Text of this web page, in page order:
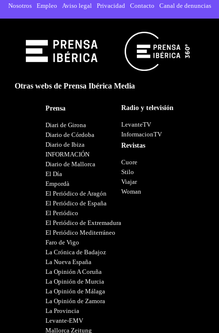
Nosotros Empleo Aviso legal Privacidad Contacto Canal de denuncias
Otras webs de Prensa Ibérica Media
Prensa
Diari de Girona
Diario de Córdoba
Diario de Ibiza
INFORMACIÓN
Diario de Mallorca
El Día
Empordà
El Periódico de Aragón
El Periódico de España
El Periódico
El Periódico de Extremadura
El Periódico Mediterráneo
Faro de Vigo
La Crónica de Badajoz
La Nueva España
La Opinión A Coruña
La Opinión de Murcia
La Opinión de Málaga
La Opinión de Zamora
La Provincia
Levante-EMV
Mallorca Zeitung
Radio y televisión
LevanteTV
InformacionTV
Revistas
Cuore
Stilo
Viajar
Woman